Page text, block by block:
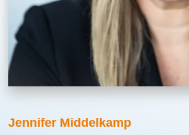
Jennifer Middelkamp